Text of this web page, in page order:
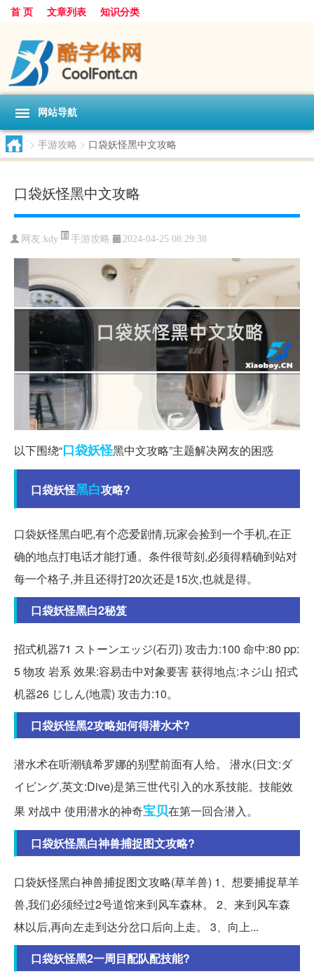
首 页 文章列表 知识分类
网站导航
> 手游攻略 > 口袋妖怪黑中文攻略
口袋妖怪黑中文攻略
网友: kdy 手游攻略 2024-04-25 08:29:38
以下围绕“口袋妖怪黑中文攻略”主题解决网友的困惑
口袋妖怪黑白攻略?
口袋妖怪黑白吧,有个恋爱剧情,玩家会捡到一个手机,在正
确的地点打电话才能打通。条件很苛刻,必须得精确到站对
每一个格子,并且还得打20次还是15次,也就是得。
口袋妖怪黑白2秘笈
招式机器71 ストーンエッジ(石刃) 攻击力:100 命中:80 pp:
5 物攻 岩系 效果:容易击中对象要害 获得地点:ネジ山 招式
机器26 じしん(地震) 攻击力:10。
口袋妖怪黑2攻略如何得潜水术?
潜水术在听潮镇希罗娜的别墅前面有人给。 潜水(日文:ダ
イビング,英文:Dive)是第三世代引入的水系技能。技能效
果 对战中 使用潜水的神奇宝贝在第一回合潜入。
口袋妖怪黑白神兽捕捉图文攻略?
口袋妖怪黑白神兽捕捉图文攻略(草羊兽) 1、想要捕捉草羊
兽,我们必须经过2号道馆来到风车森林。 2、来到风车森
林以后,再向左走到达分岔口后向上走。 3、向上...
口袋妖怪黑2一周目配队配技能?